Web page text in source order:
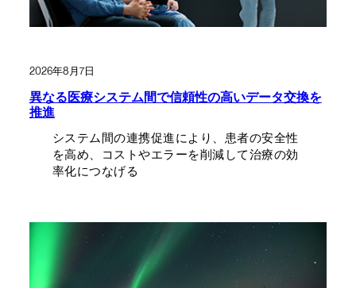
2026年8月7日
異なる医療システム間で信頼性の高いデータ交換を
推進
システム間の連携促進により、患者の安全性
を高め、コストやエラーを削減して治療の効
率化につなげる